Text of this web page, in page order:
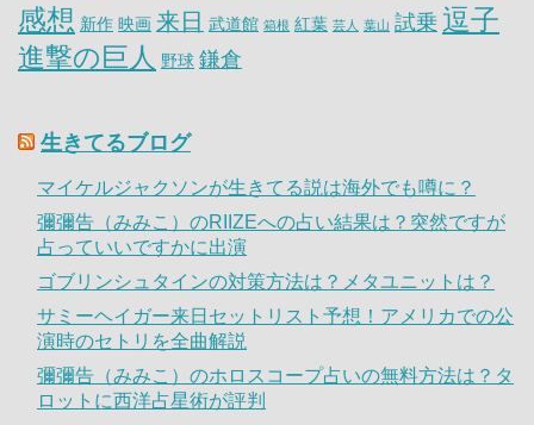
感想 新作 映画 来日 武道館 箱根 紅葉 芸人 葉山 試乗 逗子
進撃の巨人 野球 鎌倉
生きてるブログ
マイケルジャクソンが生きてる説は海外でも噂に？
彌彌告（みみこ）のRIIZEへの占い結果は？突然ですが
占っていいですかに出演
ゴブリンシュタインの対策方法は？メタユニットは？
サミーヘイガー来日セットリスト予想！アメリカでの公
演時のセトリを全曲解説
彌彌告（みみこ）のホロスコープ占いの無料方法は？タ
ロットに西洋占星術が評判